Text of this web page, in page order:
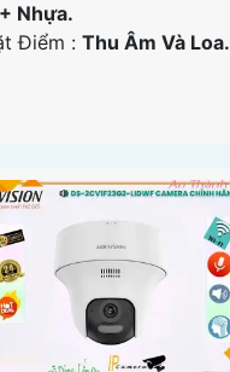
Nhựa.
Điểm :Thu Âm Và Loa.